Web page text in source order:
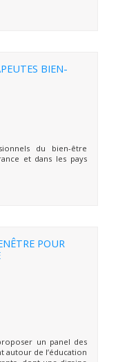
BIEN-
du bien-être
et dans les pays
POUR
un panel des
autour de l’éducation